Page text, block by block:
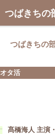
つばきちの
オタ活
髙橋海人 主演
つばきちの